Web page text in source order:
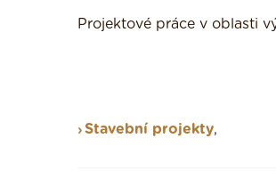
Projektové práce v oblasti
Stavební projekty,